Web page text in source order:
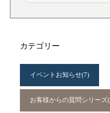
カテゴリー
イベントお知らせ(7)
お客様からの質問シリーズ